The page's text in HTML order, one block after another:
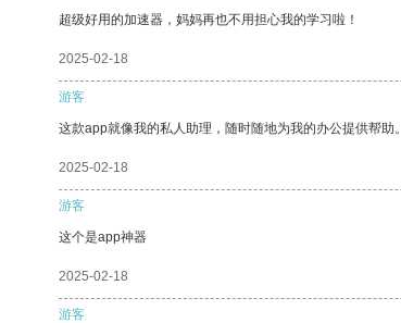
超级好用的加速器，妈妈再也不用担心我的学习啦！
2025-02-18
游客
这款app就像我的私人助理，随时随地为我的办公提供帮助。
2025-02-18
游客
这个是app神器
2025-02-18
游客